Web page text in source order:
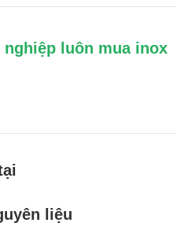
luôn mua inox
liệu